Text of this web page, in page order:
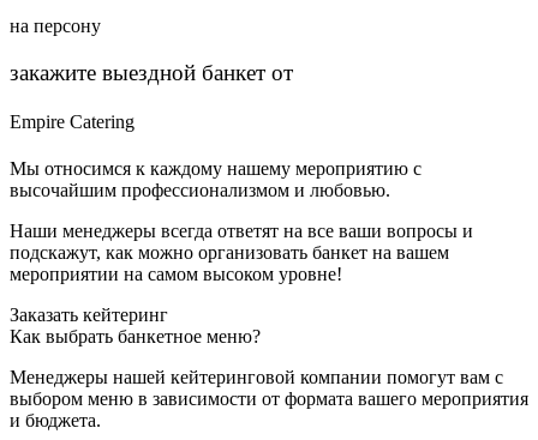
на персону
закажите выездной банкет от
Empire Catering​
Мы относимся к каждому нашему мероприятию с
высочайшим профессионализмом и любовью.
Наши менеджеры всегда ответят на все ваши вопросы и
подскажут, как можно организовать банкет на вашем
мероприятии на самом высоком уровне!
Заказать кейтеринг
Как выбрать банкетное меню?
Менеджеры нашей кейтеринговой компании помогут вам с
выбором меню в зависимости от формата вашего мероприятия
и бюджета.